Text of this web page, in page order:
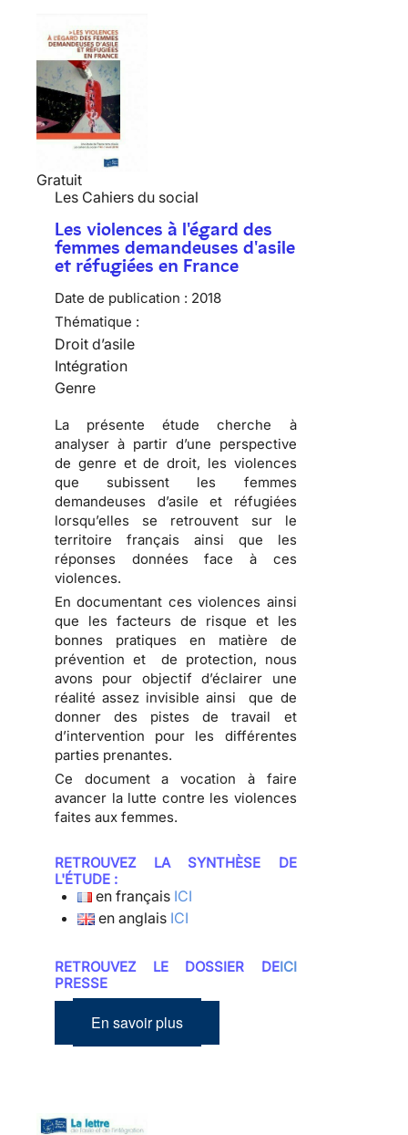
Gratuit
Les Cahiers du social
Les violences à l'égard des
femmes demandeuses d'asile
et réfugiées en France
Date de publication : 2018
Thématique :
Droit d’asile
Intégration
Genre
La présente étude cherche à
analyser à partir d’une perspective
de genre et de droit, les violences
que subissent les femmes
demandeuses d’asile et réfugiées
lorsqu’elles se retrouvent sur le
territoire français ainsi que les
réponses données face à ces
violences.
En documentant ces violences ainsi
que les facteurs de risque et les
bonnes pratiques en matière de
prévention et de protection, nous
avons pour objectif d’éclairer une
réalité assez invisible ainsi que de
donner des pistes de travail et
d’intervention pour les différentes
parties prenantes.
Ce document a vocation à faire
avancer la lutte contre les violences
faites aux femmes.
RETROUVEZ LA SYNTHÈSE DE
L'ÉTUDE :
en français ICI
en anglais ICI
RETROUVEZ LE DOSSIER DE
PRESSE
ICI
En savoir plus